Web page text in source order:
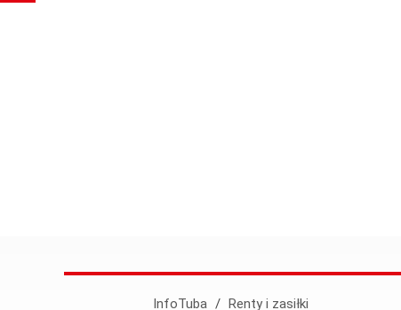
InfoTuba / Renty i zasiłki